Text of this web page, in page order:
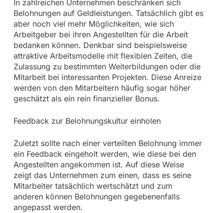
In zahlreichen Unternehmen beschränken sich
Belohnungen auf Geldleistungen. Tatsächlich gibt es
aber noch viel mehr Möglichkeiten, wie sich
Arbeitgeber bei ihren Angestellten für die Arbeit
bedanken können. Denkbar sind beispielsweise
attraktive Arbeitsmodelle mit flexiblen Zeiten, die
Zulassung zu bestimmten Weiterbildungen oder die
Mitarbeit bei interessanten Projekten. Diese Anreize
werden von den Mitarbeitern häufig sogar höher
geschätzt als ein rein finanzieller Bonus.
Feedback zur Belohnungskultur einholen
Zuletzt sollte nach einer verteilten Belohnung immer
ein Feedback eingeholt werden, wie diese bei den
Angestellten angekommen ist. Auf diese Weise
zeigt das Unternehmen zum einen, dass es seine
Mitarbeiter tatsächlich wertschätzt und zum
anderen können Belohnungen gegebenenfalls
angepasst werden.